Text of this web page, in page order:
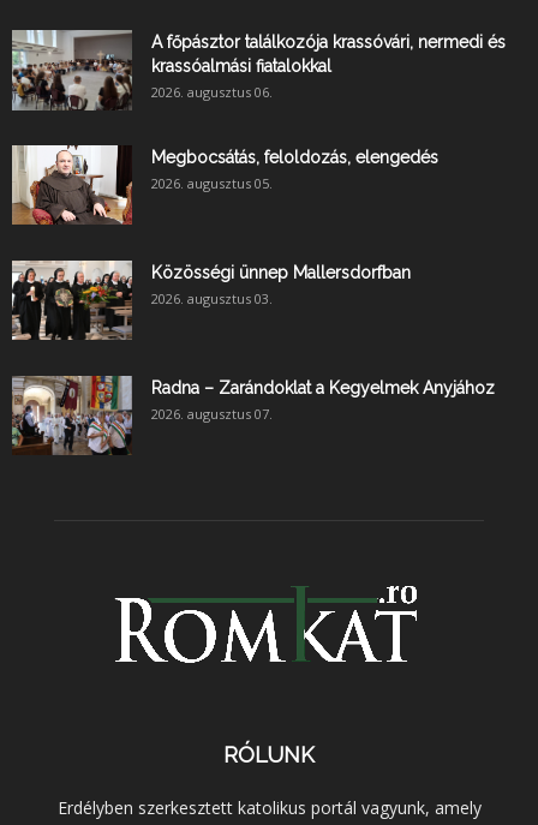
A főpásztor találkozója krassóvári, nermedi és
krassóalmási fiatalokkal
2026. augusztus 06.
Megbocsátás, feloldozás, elengedés
2026. augusztus 05.
Közösségi ünnep Mallersdorfban
2026. augusztus 03.
Radna – Zarándoklat a Kegyelmek Anyjához
2026. augusztus 07.
RÓLUNK
Erdélyben szerkesztett katolikus portál vagyunk, amely